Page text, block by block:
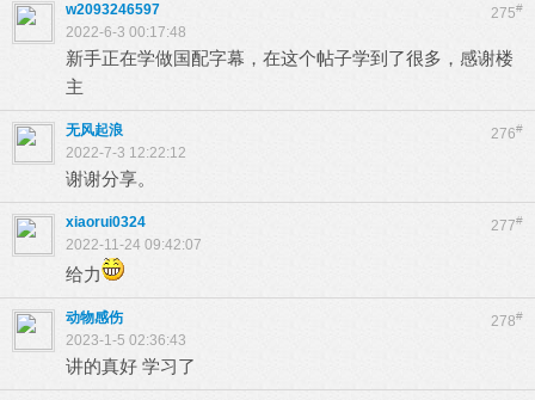
275#
w2093246597
2022-6-3 00:17:48
新手正在学做国配字幕，在这个帖子学到了很多，感谢楼
主
276#
无风起浪
2022-7-3 12:22:12
谢谢分享。
277#
xiaorui0324
2022-11-24 09:42:07
给力
278#
动物感伤
2023-1-5 02:36:43
讲的真好 学习了